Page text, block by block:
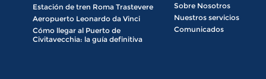
Estación de tren Roma Trastevere
Aeropuerto Leonardo da Vinci
Cómo llegar al Puerto de
Civitavecchia: la guía definitiva
Sobre Nosotros
Nuestros servicios
Comunicados